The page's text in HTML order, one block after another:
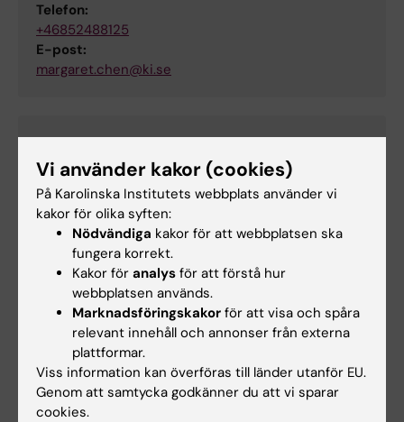
Telefon:
+46852488125
E-post:
margaret.chen@ki.se
Administratör
Telefon:
+46852483775
E-post:
ann.mellquist@ki.se
Hade du nytta av informationen på denna sida?
Yes
No
Vi använder kakor (cookies)
På Karolinska Institutets webbplats använder vi
kakor för olika syften:
Nödvändiga kakor för att webbplatsen ska
fungera korrekt.
Kakor för analys för att förstå hur
webbplatsen används.
Marknadsföringskakor för att visa och spåra
relevant innehåll och annonser från externa
plattformar.
Viss information kan överföras till länder utanför EU.
Genom att samtycka godkänner du att vi sparar
cookies.